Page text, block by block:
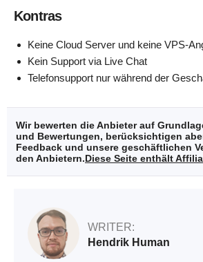
Kontras
Keine Cloud Server und keine VPS-
Kein Support via Live Chat
Telefonsupport nur während der
Wir bewerten die Anbieter auf
und Bewertungen, berücksichtigen
Feedback und unsere geschäftlichen
den Anbietern.Diese Seite enthält
WRITER:
Hendrik Human